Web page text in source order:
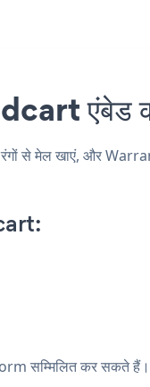
एंबेड
से मेल खाएं, और
सम्मिलित कर सकते